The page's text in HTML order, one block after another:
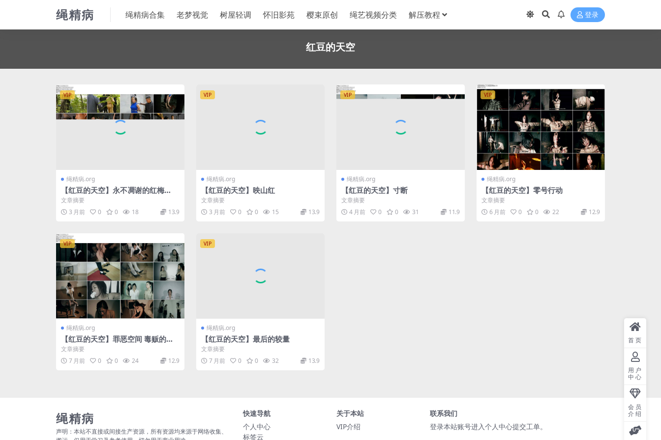
绳精病 绳精病合集 老梦视觉 树屋轻调 怀旧影苑 樱束原创 绳艺视频分类 解压教程 登录
红豆的天空
VIP
绳精病.org
【红豆的天空】永不凋谢的红梅
（上）
文章摘要
3 月前
0 0 18 13.9
VIP
绳精病.org
【红豆的天空】映山红
文章摘要
3 月前
0 0 15 13.9
VIP
绳精病.org
【红豆的天空】寸断
文章摘要
4 月前
0 0 31 11.9
VIP
绳精病.org
【红豆的天空】零号行动
文章摘要
6 月前
0 0 22 12.9
VIP
绳精病.org
【红豆的天空】罪恶空间 毒贩的末
日
文章摘要
7 月前
0 0 24 12.9
VIP
绳精病.org
【红豆的天空】最后的较量
文章摘要
7 月前
0 0 32 13.9
绳精病
声明：本站不直接或间接生产资源，所有资源均来源于网络收集、
快速导航
个人中心
标签云
关于本站
VIP介绍
联系我们
登录本站账号进入个人中心提交工单。
首页
用户
中心
会员
介绍